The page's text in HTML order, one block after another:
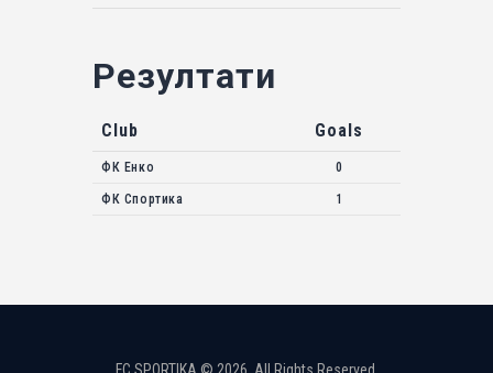
Резултати
Club Goals
ФК Енко 0
ФК Спортика 1
FC SPORTIKA © 2026. All Rights Reserved.